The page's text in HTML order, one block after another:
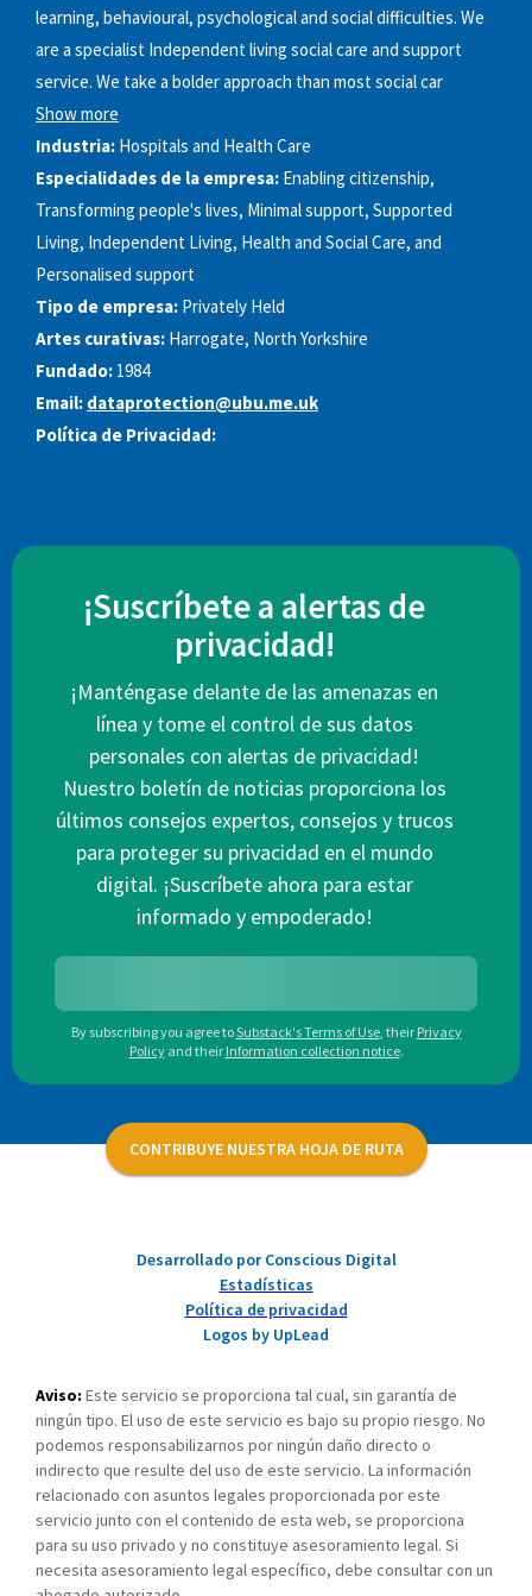
learning, behavioural, psychological and social difficulties. We
are a specialist Independent living social care and support
service. We take a bolder approach than most social car
Show more
Industria: Hospitals and Health Care
Especialidades de la empresa: Enabling citizenship,
Transforming people's lives, Minimal support, Supported
Living, Independent Living, Health and Social Care, and
Personalised support
Tipo de empresa: Privately Held
Artes curativas: Harrogate, North Yorkshire
Fundado: 1984
Email: dataprotection@ubu.me.uk
Política de Privacidad:
¡Suscríbete a alertas de
privacidad!
¡Manténgase delante de las amenazas en
línea y tome el control de sus datos
personales con alertas de privacidad!
Nuestro boletín de noticias proporciona los
últimos consejos expertos, consejos y trucos
para proteger su privacidad en el mundo
digital. ¡Suscríbete ahora para estar
informado y empoderado!
By subscribing you agree toSubstack's Terms of Use, their Privacy
Policy and their Information collection notice.
CONTRIBUYE NUESTRA HOJA DE RUTA
Desarrollado por Conscious Digital
Estadísticas
Política de privacidad
Logos by UpLead
Aviso: Este servicio se proporciona tal cual, sin garantía de
ningún tipo. El uso de este servicio es bajo su propio riesgo. No
podemos responsabilizarnos por ningún daño directo o
indirecto que resulte del uso de este servicio. La información
relacionado con asuntos legales proporcionada por este
servicio junto con el contenido de esta web, se proporciona
para su uso privado y no constituye asesoramiento legal. Si
necesita asesoramiento legal específico, debe consultar con un